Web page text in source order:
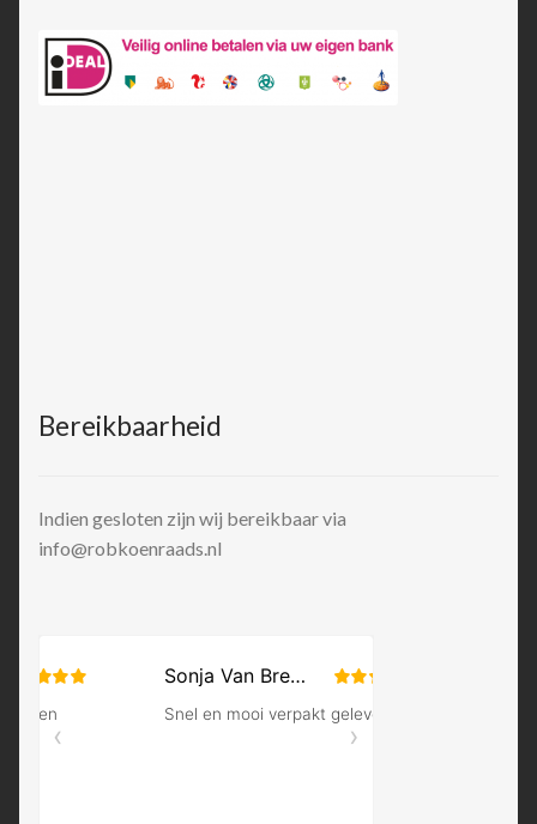
Bereikbaarheid
Indien gesloten zijn wij bereikbaar via
info@robkoenraads.nl